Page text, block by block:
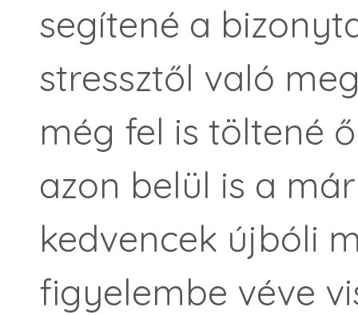
segítené a
stressztől való
még fel is töltené
azon belül is a
kedvencek újbóli
figyelembe véve